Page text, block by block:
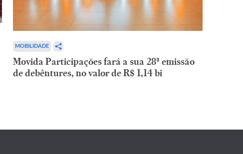
MOBILIDADE
Movida Participações fará a sua 28ª emissão
de debêntures, no valor de R$ 1,14 bi